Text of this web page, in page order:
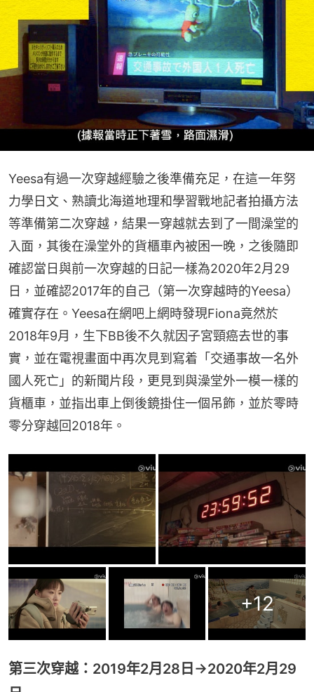
Yeesa有過一次穿越經驗之後準備充足，在這一年努
力學日文、熟讀北海道地理和學習戰地記者拍攝方法
等準備第二次穿越，結果一穿越就去到了一間澡堂的
入面，其後在澡堂外的貨櫃車內被困一晚，之後隨即
確認當日與前一次穿越的日記一樣為2020年2月29
日，並確認2017年的自己（第一次穿越時的Yeesa）
確實存在。Yeesa在網吧上網時發現Fiona竟然於
2018年9月，生下BB後不久就因子宮頸癌去世的事
實，並在電視畫面中再次見到寫着「交通事故一名外
國人死亡」的新聞片段，更見到與澡堂外一模一樣的
貨櫃車，並指出車上倒後鏡掛住一個吊飾，並於零時
零分穿越回2018年。
+12
第三次穿越：2019年2月28日→2020年2月29